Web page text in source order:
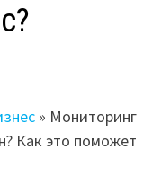
» Мониторинг
Как это поможет